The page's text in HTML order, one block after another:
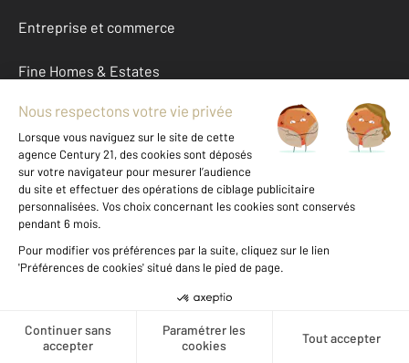
Entreprise et commerce
Fine Homes & Estates
À propos
International
Nous contacter
Données personnelles
Gestionnaire des cookies